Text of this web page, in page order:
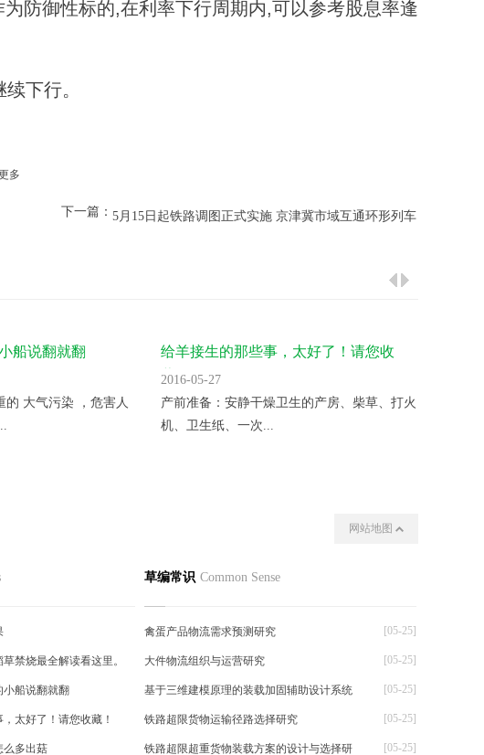
防御性标的,在利率下行周期内,可以参考股息率逢
下行。
多
下一篇： 5月15日起铁路调图正式实施 京津冀市域互通环形列车
船说翻就翻
的 大气污染 ，危害人
给羊接生的那些事，太好了！请您收
藏！
2016-05-27
产前准备：安静干燥卫生的产房、柴草、打火
机、卫生纸、一次...
网站地图
禁烧最全解读看这里。
小船说翻就翻
太好了！请您收藏！
么多出菇
草编常识 Common Sense
[05-25]
禽蛋产品物流需求预测研究
[05-25]
大件物流组织与运营研究
[05-25]
基于三维建模原理的装载加固辅助设计系统
[05-25]
铁路超限货物运输径路选择研究
[05-25]
铁路超限超重货物装载方案的设计与选择研